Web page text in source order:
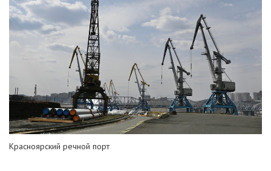
Красноярский речной порт